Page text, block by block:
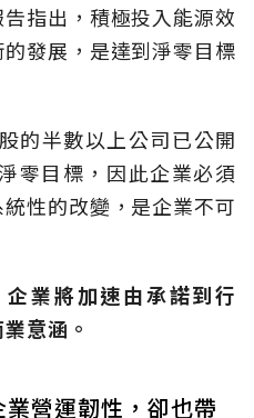
指出，積極投入能源效
發展，是達到淨零目標
的半數以上公司已公開
零目標，因此企業必須
性的改變，是企業不可
業將加速由承諾到行
意涵。
營運韌性，卻也帶